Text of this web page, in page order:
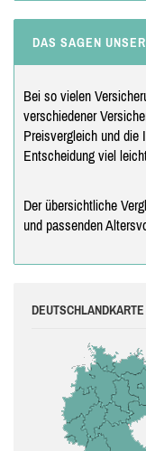
DAS SAGEN
Bei so vielen
verschiedener
Preisvergleich und die
Entscheidung viel
Der übersichtliche
und passenden
DEUTSCHLANDKARTE